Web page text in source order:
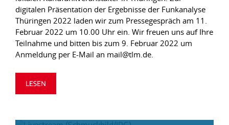
digitalen Präsentation der Ergebnisse der Funkanalyse
Thüringen 2022 laden wir zum Pressegespräch am 11.
Februar 2022 um 10.00 Uhr ein. Wir freuen uns auf Ihre
Teilnahme und bitten bis zum 9. Februar 2022 um
Anmeldung per E-Mail an mail@tlm.de.
LESEN